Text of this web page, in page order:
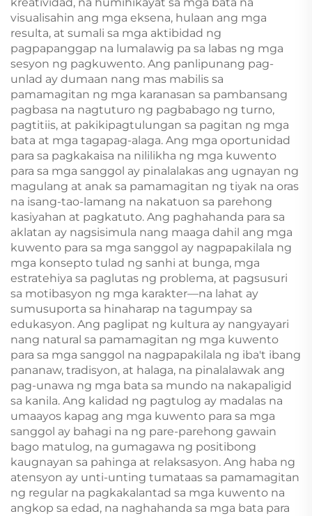
visualisahin ang mga eksena, hulaan ang mga
resulta, at sumali sa mga aktibidad ng
pagpapanggap na lumalawig pa sa labas ng mga
sesyon ng pagkuwento. Ang panlipunang pag-
unlad ay dumaan nang mas mabilis sa
pamamagitan ng mga karanasan sa pambansang
pagbasa na nagtuturo ng pagbabago ng turno,
pagtitiis, at pakikipagtulungan sa pagitan ng mga
bata at mga tagapag-alaga. Ang mga oportunidad
para sa pagkakaisa na nililikha ng mga kuwento
para sa mga sanggol ay pinalalakas ang ugnayan ng
magulang at anak sa pamamagitan ng tiyak na oras
na isang-tao-lamang na nakatuon sa parehong
kasiyahan at pagkatuto. Ang paghahanda para sa
aklatan ay nagsisimula nang maaga dahil ang mga
kuwento para sa mga sanggol ay nagpapakilala ng
mga konsepto tulad ng sanhi at bunga, mga
estratehiya sa paglutas ng problema, at pagsusuri
sa motibasyon ng mga karakter—na lahat ay
sumusuporta sa hinaharap na tagumpay sa
edukasyon. Ang paglipat ng kultura ay nangyayari
nang natural sa pamamagitan ng mga kuwento
para sa mga sanggol na nagpapakilala ng iba't ibang
pananaw, tradisyon, at halaga, na pinalalawak ang
pag-unawa ng mga bata sa mundo na nakapaligid
sa kanila. Ang kalidad ng pagtulog ay madalas na
umaayos kapag ang mga kuwento para sa mga
sanggol ay bahagi na ng pare-parehong gawain
bago matulog, na gumagawa ng positibong
kaugnayan sa pahinga at relaksasyon. Ang haba ng
atensyon ay unti-unting tumataas sa pamamagitan
ng regular na pagkakalantad sa mga kuwento na
angkop sa edad, na naghahanda sa mga bata para